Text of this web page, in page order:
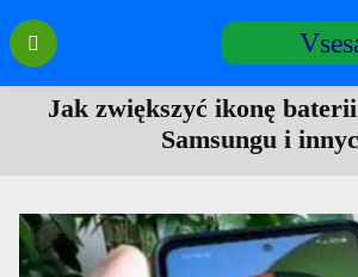
Перейти
содержанию
Jak zwiększyć ikonę
Samsungu i